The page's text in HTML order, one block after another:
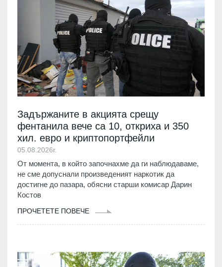
Задържаните в акцията срещу
фентанила вече са 10, откриха и 350
хил. евро и криптопортфейли
05.08.2026г.
От момента, в който започнахме да ги наблюдаваме,
не сме допуснали произведеният наркотик да
достигне до пазара, обясни старши комисар Дарин
Костов
ПРОЧЕТЕТЕ ПОВЕЧЕ